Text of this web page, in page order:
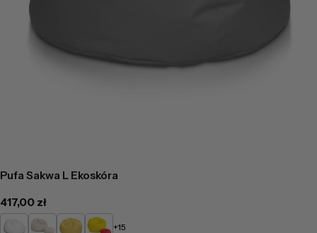
Pufa Sakwa L Ekoskóra
Cena
regularna
417,00 zł
Biały
BeżowyŻółty Słoneczny
+15